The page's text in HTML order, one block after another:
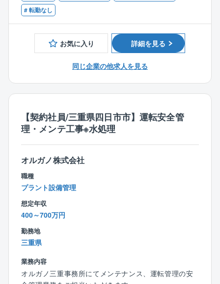
※勤務時間について
現場によっては、8：00出勤の場合もあります
【出張・転勤について】
・出張範囲についてはご相談の上決定いたします。
※役職が付くとその限りではない。
・転勤については原則ございません。
■鈴鹿グループは、電気設備工事を起点に機械設備工
事、空調設備工事業、不動産事業、開発設計、土木工
■従来のピラミッド型の組織ではなく、組織の成長に合
わせて柔軟に対応出来るクラスター型の組織を採用
し、個人の働き方の価値観に合わせて仕事の裁量を与
え仕事を遂行していく『価値観型組織』と称していま
す。
■多様化した時代に応じて、個々が自分に合った働き方
で仕事ができる会社です。
《仕事で活躍したい人》《家庭を大事にしたい人》
があり、どこに重きを置くかによって、その人の幸せ
度数も変わると考えております。
# 転勤なし
お気に入り 詳細を見る
同じ企業の他求人を見る
【契約社員/三重県四日市市】運転安全管
理・メンテ工事※水処理
オルガノ株式会社
職種
プラント設備管理
想定年収
400～700万円
勤務地
三重県
業務内容
オルガノ三重事務所にてメンテナンス、運転管理の安